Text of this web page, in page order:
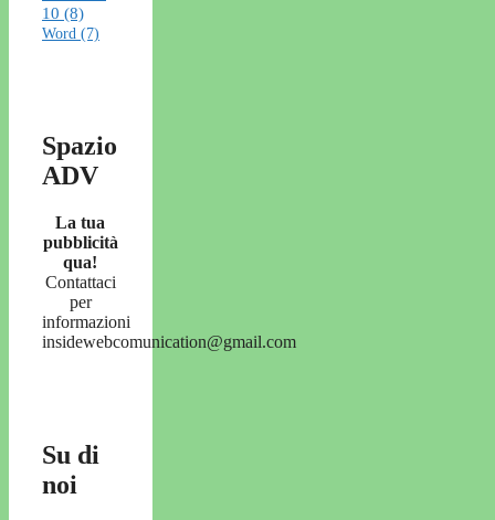
10 (8)
Word (7)
Spazio
ADV
La tua
pubblicità
qua!
Contattaci
per
informazioni
insidewebcomunication@gmail.com
Su di
noi